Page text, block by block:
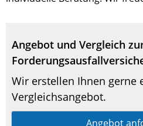
Angebot und Vergleich
Wir erstellen Ihnen gerne
Vergleichsangebot.
Angebot